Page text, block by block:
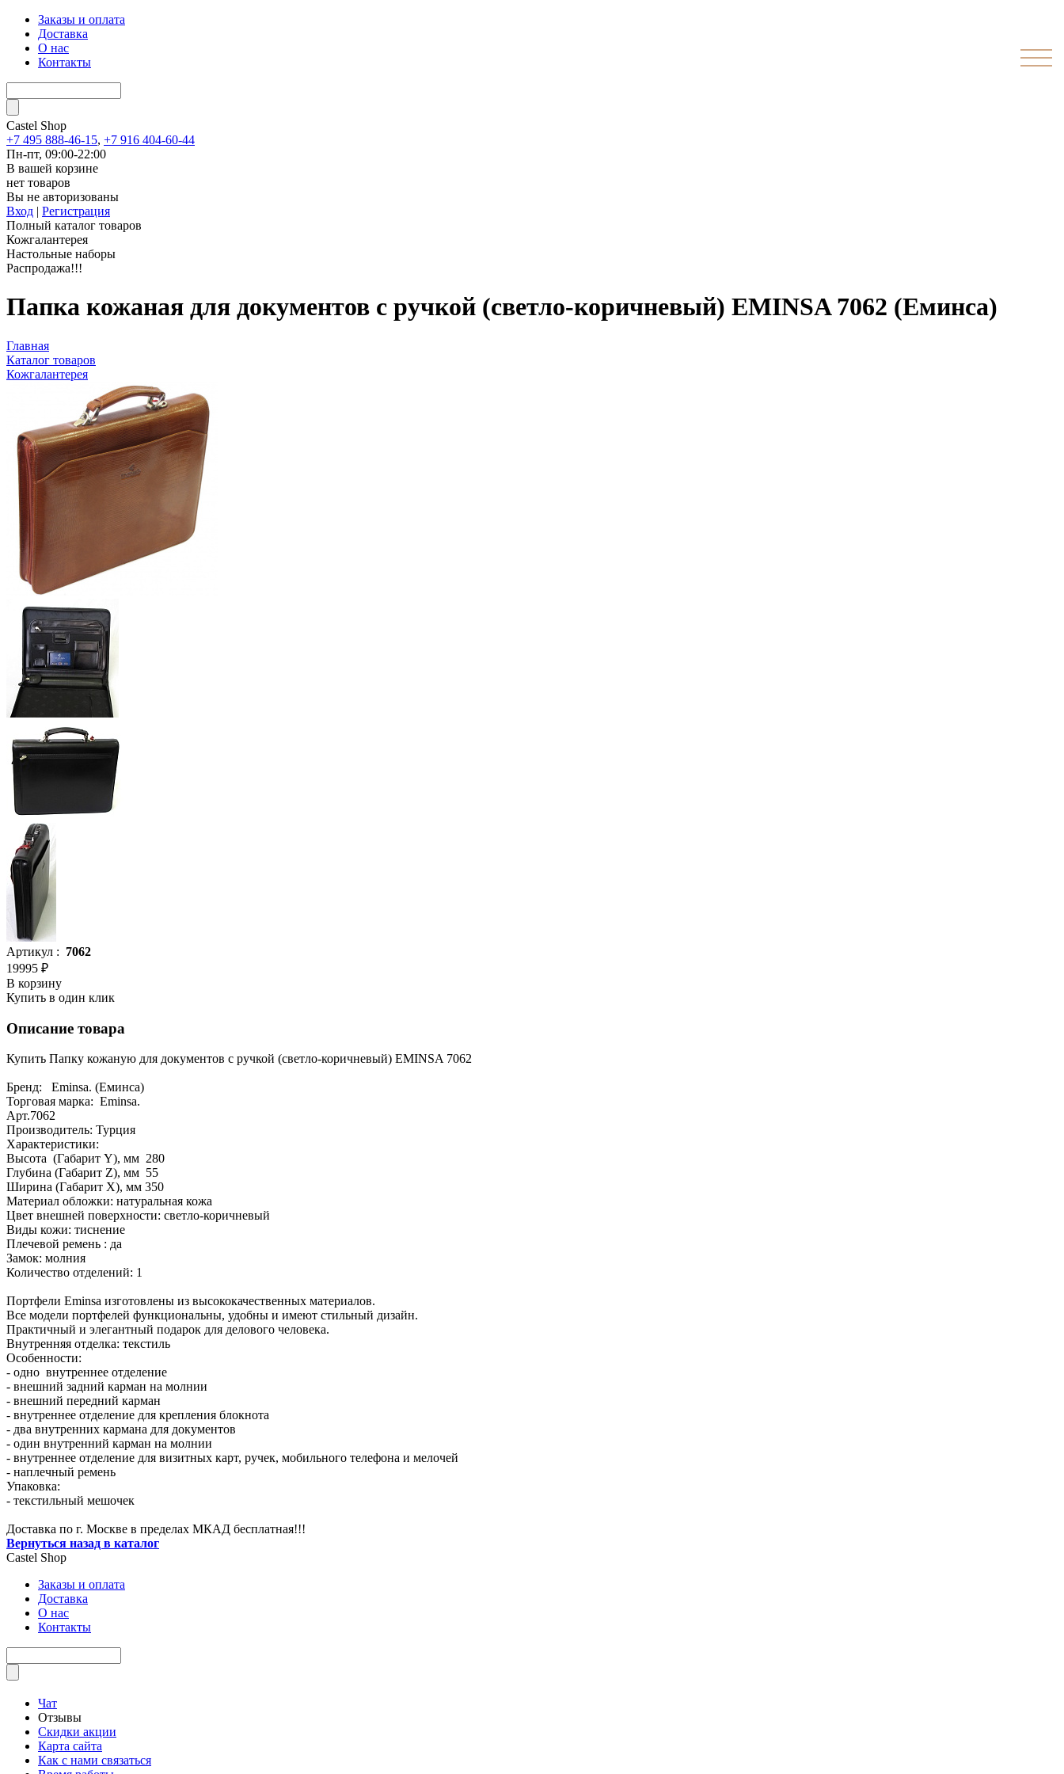
Заказы и оплата
Доставка
О нас
Контакты
Castel Shop
+7 495 888-46-15, +7 916 404-60-44
Пн-пт, 09:00-22:00
В вашей корзине
нет товаров
Вы не авторизованы
Вход | Регистрация
Полный каталог товаров
Кожгалантерея
Настольные наборы
Распродажа!!!
Папка кожаная для документов с ручкой (светло-коричневый) EMINSA 7062 (Еминса)
Главная
Каталог товаров
Кожгалантерея
Артикул : 7062
19995 ₽
В корзину
Купить в один клик
Описание товара
Купить Папку кожаную для документов с ручкой (светло-коричневый) EMINSA 7062
Бренд: Eminsa. (Еминса)
Торговая марка: Eminsa.
Арт.7062
Производитель: Турция
Характеристики:
Высота (Габарит Y), мм 280
Глубина (Габарит Z), мм 55
Ширина (Габарит X), мм 350
Материал обложки: натуральная кожа
Цвет внешней поверхности: светло-коричневый
Виды кожи: тиснение
Плечевой ремень : да
Замок: молния
Количество отделений: 1
Портфели Eminsa изготовлены из высококачественных материалов.
Все модели портфелей функциональны, удобны и имеют стильный дизайн.
Практичный и элегантный подарок для делового человека.
Внутренняя отделка: текстиль
Особенности:
- одно внутреннее отделение
- внешний задний карман на молнии
- внешний передний карман
- внутреннее отделение для крепления блокнота
- два внутренних кармана для документов
- один внутренний карман на молнии
- внутреннее отделение для визитных карт, ручек, мобильного телефона и мелочей
- наплечный ремень
Упаковка:
- текстильный мешочек
Доставка по г. Москве в пределах МКАД бесплатная!!!
Вернуться назад в каталог
Castel Shop
Заказы и оплата
Доставка
О нас
Контакты
Чат
Отзывы
Скидки акции
Карта сайта
Как с нами связаться